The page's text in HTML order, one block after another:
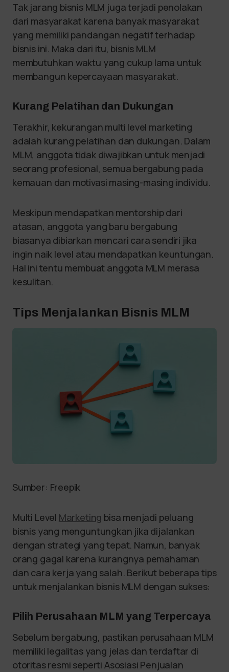
Tak jarang bisnis MLM juga terjadi penolakan
dari masyarakat karena banyak masyarakat
yang memiliki pandangan negatif terhadap
bisnis ini. Maka dari itu, bisnis MLM
membutuhkan waktu yang cukup lama untuk
membangun kepercayaan masyarakat.
Kurang Pelatihan dan Dukungan
Terakhir, kekurangan multi level marketing
adalah kurang pelatihan dan dukungan. Dalam
MLM, anggota tidak diwajibkan untuk menjadi
seorang profesional, semua bergabung pada
kemauan dan motivasi masing-masing individu.
Meskipun mendapatkan mentorship dari
atasan, anggota yang baru bergabung
biasanya dibiarkan mencari cara sendiri jika
ingin naik level atau mendapatkan keuntungan.
Hal ini tentu membuat anggota MLM merasa
kesulitan.
Tips Menjalankan Bisnis MLM
Sumber: Freepik
Multi Level Marketing bisa menjadi peluang
bisnis yang menguntungkan jika dijalankan
dengan strategi yang tepat. Namun, banyak
orang gagal karena kurangnya pemahaman
dan cara kerja yang salah. Berikut beberapa tips
untuk menjalankan bisnis MLM dengan sukses:
Pilih Perusahaan MLM yang Terpercaya
Sebelum bergabung, pastikan perusahaan MLM
memiliki legalitas yang jelas dan terdaftar di
otoritas resmi seperti Asosiasi Penjualan